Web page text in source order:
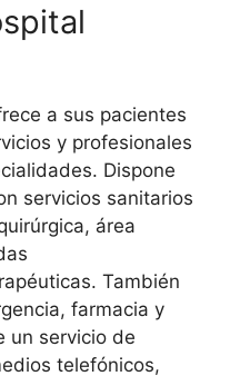
a sus pacientes
y profesionales
Dispone
servicios sanitarios
área
También
farmacia y
un servicio de
telefónicos,